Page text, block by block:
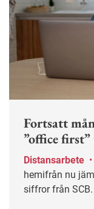
Fortsatt
”office
Distansarbete •
hemifrån nu
siffror från